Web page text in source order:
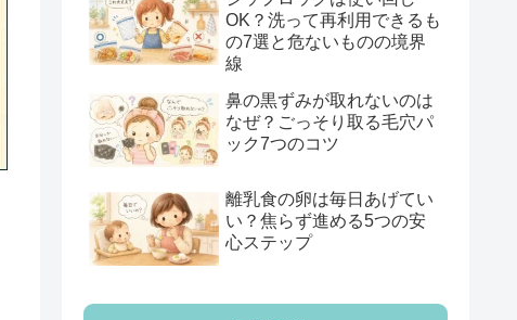
OK？洗って再利用できるも
の7選と危ないものの境界
線
鼻の黒ずみが取れないのは
なぜ？ごっそり取る毛穴パ
ック7つのコツ
離乳食の卵は毎日あげてい
い？焦らず進める5つの安
心ステップ